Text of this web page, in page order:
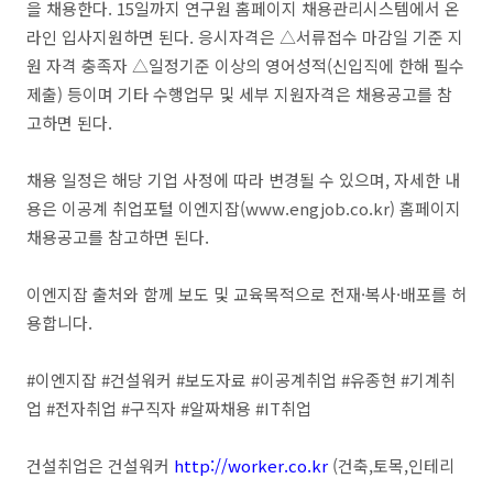
을 채용한다. 15일까지 연구원 홈페이지 채용관리시스템에서 온
라인 입사지원하면 된다. 응시자격은 △서류접수 마감일 기준 지
원 자격 충족자 △일정기준 이상의 영어성적(신입직에 한해 필수
제출) 등이며 기타 수행업무 및 세부 지원자격은 채용공고를 참
고하면 된다.
채용 일정은 해당 기업 사정에 따라 변경될 수 있으며, 자세한 내
용은 이공계 취업포털 이엔지잡(www.engjob.co.kr) 홈페이지
채용공고를 참고하면 된다.
이엔지잡 출처와 함께 보도 및 교육목적으로 전재·복사·배포를 허
용합니다.
#이엔지잡 #건설워커 #보도자료 #이공계취업 #유종현 #기계취
업 #전자취업 #구직자 #알짜채용 #IT취업
건설취업은 건설워커 http://worker.co.kr (건축,토목,인테리